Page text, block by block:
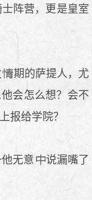
阵营，更是皇室
期的萨提人，尤
会怎么想？会不
报给学院？
无意
说漏嘴了